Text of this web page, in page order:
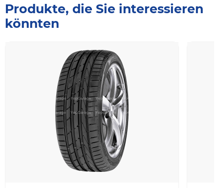
Produkte, die Sie interessieren
könnten